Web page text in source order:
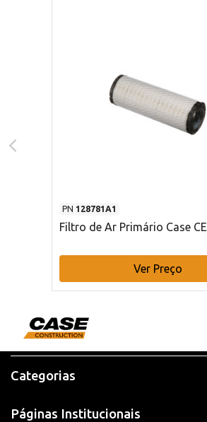
PN 128781A1
Filtro de Ar Primário Case CE
Ver Preço
Categorias
Páginas Institucionais